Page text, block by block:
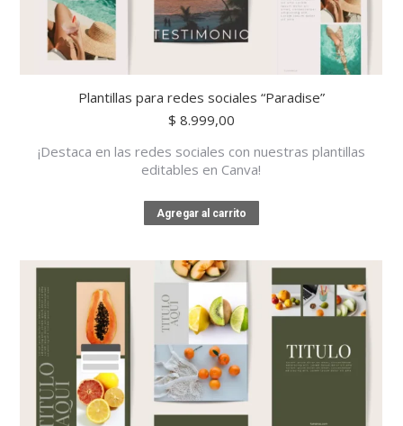
Plantillas para redes sociales “Paradise”
$ 8.999,00
¡Destaca en las redes sociales con nuestras plantillas
editables en Canva!
Agregar al carrito